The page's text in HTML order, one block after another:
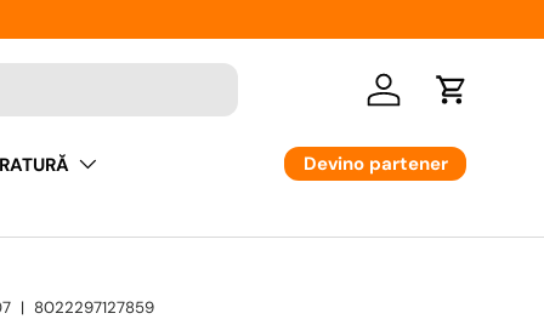
Logare Cos
Devino partener
|8022297127859